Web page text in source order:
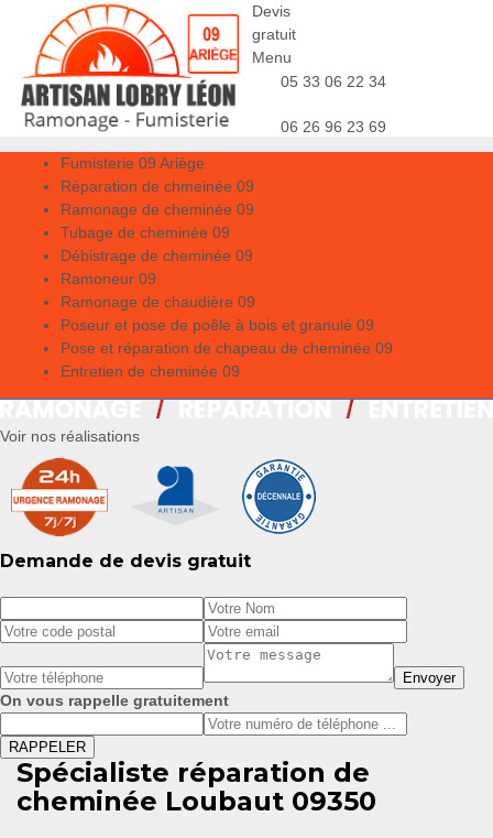
Devis
gratuit
Menu
05 33 06 22 34
06 26 96 23 69
Fumisterie 09 Ariège
Réparation de chmeinée 09
Ramonage de cheminée 09
Tubage de cheminée 09
Débistrage de cheminée 09
Ramoneur 09
Ramonage de chaudière 09
Poseur et pose de poêle à bois et granulé 09
Pose et réparation de chapeau de cheminée 09
Entretien de cheminée 09
Voir nos réalisations
Demande de devis gratuit
On vous rappelle gratuitement
Spécialiste réparation de
cheminée Loubaut 09350